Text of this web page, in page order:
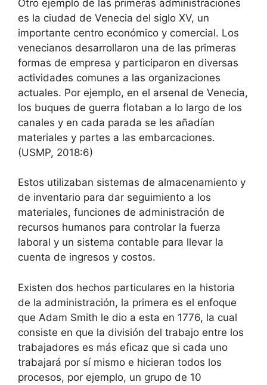
Otro ejemplo de las primeras administraciones
es la ciudad de Venecia del siglo XV, un
importante centro económico y comercial. Los
venecianos desarrollaron una de las primeras
formas de empresa y participaron en diversas
actividades comunes a las organizaciones
actuales. Por ejemplo, en el arsenal de Venecia,
los buques de guerra flotaban a lo largo de los
canales y en cada parada se les añadían
materiales y partes a las embarcaciones.
(USMP, 2018:6)
Estos utilizaban sistemas de almacenamiento y
de inventario para dar seguimiento a los
materiales, funciones de administración de
recursos humanos para controlar la fuerza
laboral y un sistema contable para llevar la
cuenta de ingresos y costos.
Existen dos hechos particulares en la historia
de la administración, la primera es el enfoque
que Adam Smith le dio a esta en 1776, la cual
consiste en que la división del trabajo entre los
trabajadores es más eficaz que si cada uno
trabajará por sí mismo e hicieran todos los
procesos, por ejemplo, un grupo de 10